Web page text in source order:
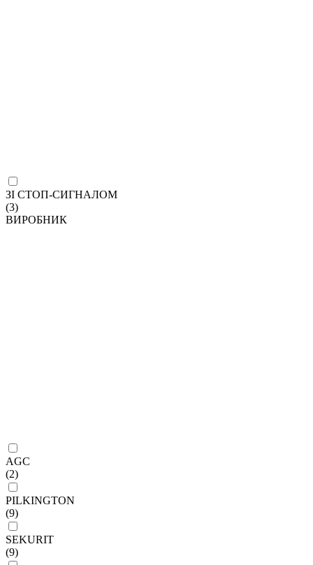
ЗІ СТОП-СИГНАЛОМ
(3)
ВИРОБНИК
AGC
(2)
PILKINGTON
(9)
SEKURIT
(9)